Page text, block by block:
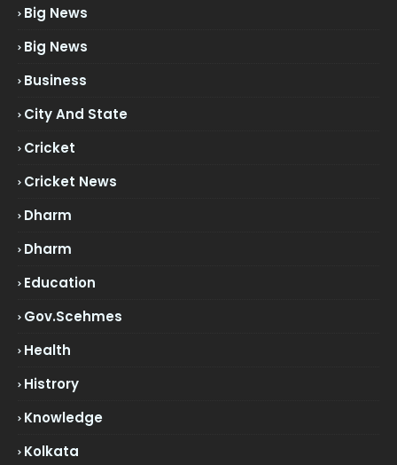
Big News
Big News
Business
City And State
Cricket
Cricket News
Dharm
Dharm
Education
Gov.scehmes
Health
Histrory
Knowledge
Kolkata